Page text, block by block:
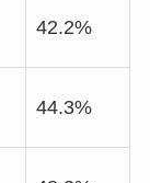
42.2%
44.3%